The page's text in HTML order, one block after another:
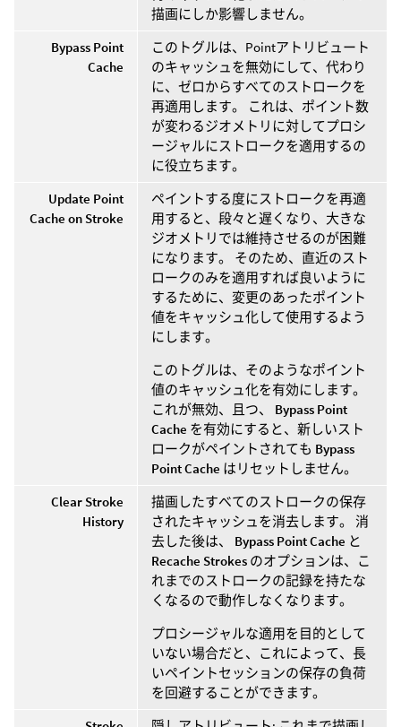
描画にしか影響しません。
Bypass Point
Cache
このトグルは、Pointアトリビュート
のキャッシュを無効にして、代わり
に、ゼロからすべてのストロークを
再適用します。 これは、ポイント数
が変わるジオメトリに対してプロシ
ージャルにストロークを適用するの
に役立ちます。
Update Point
Cache on Stroke
ペイントする度にストロークを再適
用すると、段々と遅くなり、大きな
ジオメトリでは維持させるのが困難
になります。 そのため、直近のスト
ロークのみを適用すれば良いように
するために、変更のあったポイント
値をキャッシュ化して使用するよう
にします。
このトグルは、そのようなポイント
値のキャッシュ化を有効にします。
これが無効、且つ、 Bypass Point
Cache を有効にすると、新しいスト
ロークがペイントされても Bypass
Point Cache はリセットしません。
Clear Stroke
History
描画したすべてのストロークの保存
されたキャッシュを消去します。 消
去した後は、 Bypass Point Cache と
Recache Strokes のオプションは、こ
れまでのストロークの記録を持たな
くなるので動作しなくなります。
プロシージャルな適用を目的として
いない場合だと、これによって、長
いペイントセッションの保存の負荷
を回避することができます。